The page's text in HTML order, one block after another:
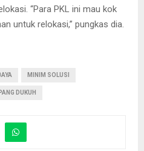
“Para PKL ini mau kok
untuk relokasi,” pungkas dia.
MINIM SOLUSI
DUKUH